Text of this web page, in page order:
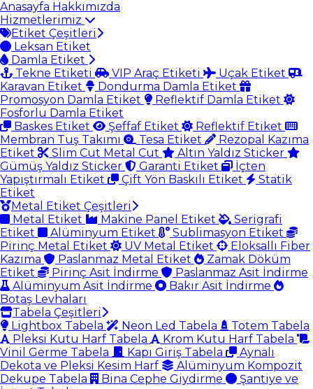
Anasayfa Hakkımızda
Hizmetlerimiz
Etiket Çeşitleri
Leksan Etiket
Damla Etiket
Tekne Etiketi
VIP Araç Etiketi
Uçak Etiket
Karavan Etiket
Dondurma Damla Etiket
Promosyon Damla Etiket
Reflektif Damla Etiket
Fosforlu Damla Etiket
Baskes Etiket
Şeffaf Etiket
Reflektif Etiket
Membran Tuş Takımı
Tesa Etiket
Rezopal Kazıma
Etiket
Slim Cut Metal Cut
Altın Yaldız Sticker
Gümüş Yaldız Sticker
Garanti Etiket
İçten
Yapıştırmalı Etiket
Çift Yön Baskılı Etiket
Statik
Etiket
Metal Etiket Çeşitleri
Metal Etiket
Makine Panel Etiket
Serigrafi
Etiket
Alüminyum Etiket
Sublimasyon Etiket
Pirinç Metal Etiket
UV Metal Etiket
Eloksallı Fiber
Kazıma
Paslanmaz Metal Etiket
Zamak Döküm
Etiket
Pirinç Asit İndirme
Paslanmaz Asit İndirme
Alüminyum Asit İndirme
Bakır Asit İndirme
Botaş Levhaları
Tabela Çeşitleri
Lightbox Tabela
Neon Led Tabela
Totem Tabela
Pleksi Kutu Harf Tabela
Krom Kutu Harf Tabela
Vinil Germe Tabela
Kapı Giriş Tabela
Aynalı
Dekota ve Pleksi Kesim Harf
Alüminyum Kompozit
Dekupe Tabela
Bina Cephe Giydirme
Şantiye ve